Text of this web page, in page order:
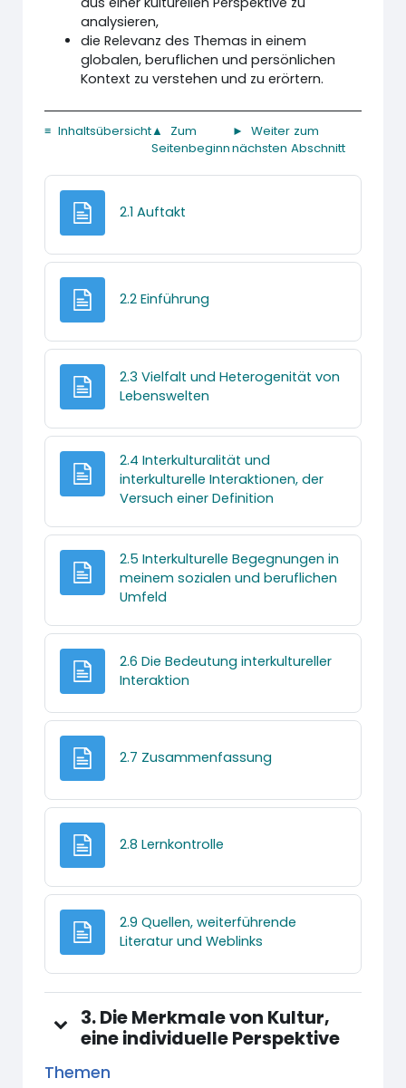
analysieren,
die Relevanz des Themas in einem
globalen, beruflichen und persönlichen
Kontext zu verstehen und zu erörtern.
≡ Inhaltsübersicht▲ Zum
Seitenbeginn
► Weiter zum
nächsten Abschnitt
2.1 Auftakt
2.2 Einführung
2.3 Vielfalt und Heterogenität von
Lebenswelten
2.4 Interkulturalität und
interkulturelle Interaktionen, der
Versuch einer Definition
2.5 Interkulturelle Begegnungen in
meinem sozialen und beruflichen
Umfeld
2.6 Die Bedeutung interkultureller
Interaktion
2.7 Zusammenfassung
2.8 Lernkontrolle
2.9 Quellen, weiterführende
Literatur und Weblinks
3. Die Merkmale von Kultur,
eine individuelle Perspektive
Themen